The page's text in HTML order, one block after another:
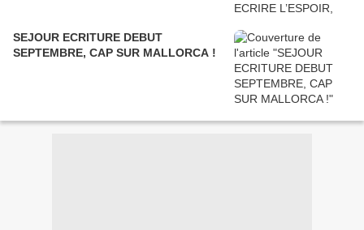
SEJOUR ECRITURE DEBUT
SEPTEMBRE, CAP SUR MALLORCA !